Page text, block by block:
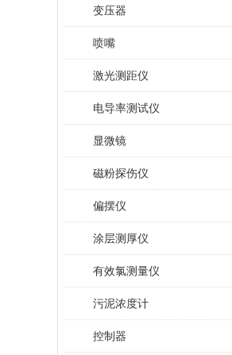
变压器
喷嘴
激光测距仪
电导率测试仪
显微镜
磁粉探伤仪
偏摆仪
涂层测厚仪
有效氯测量仪
污泥浓度计
控制器